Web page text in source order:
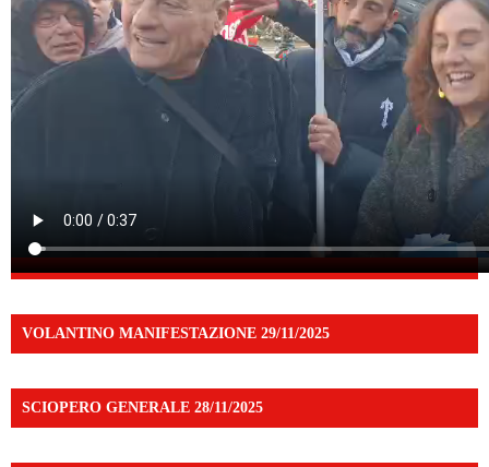
VOLANTINO MANIFESTAZIONE 29/11/2025
SCIOPERO GENERALE 28/11/2025